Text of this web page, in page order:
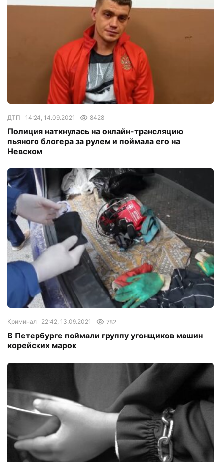
ДТП 14:24, 14.09.2021 8428
Полиция наткнулась на онлайн-трансляцию
пьяного блогера за рулем и поймала его на
Невском
Криминал 22:42, 13.09.2021 782
В Петербурге поймали группу угонщиков машин
корейских марок